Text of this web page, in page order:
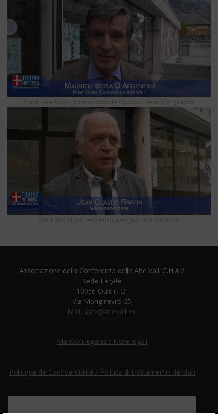
Cœur des Alpes : Intervention de Maurizio Beria D’Argentina
Cœur des Alpes : entretien avec Jean-Claude Raffin
Associazione della Conferenza delle Alte Valli C.H.A.V
Sede Legale
10056 Oulx (TO)
Via Monginevro 35
Mail : info@altevalli.eu
Mention légales / Note legali
Politique de Confidentialité / Politica di trattamento dei dati